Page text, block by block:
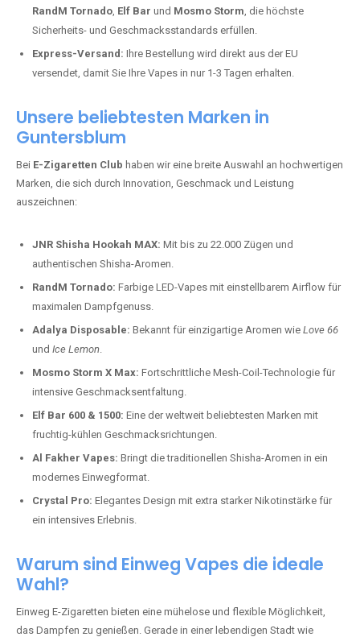
RandM Tornado, Elf Bar und Mosmo Storm, die höchste
Sicherheits- und Geschmacksstandards erfüllen.
Express-Versand: Ihre Bestellung wird direkt aus der EU
versendet, damit Sie Ihre Vapes in nur 1-3 Tagen erhalten.
Unsere beliebtesten Marken in
Guntersblum
Bei E-Zigaretten Club haben wir eine breite Auswahl an hochwertigen
Marken, die sich durch Innovation, Geschmack und Leistung
auszeichnen:
JNR Shisha Hookah MAX: Mit bis zu 22.000 Zügen und
authentischen Shisha-Aromen.
RandM Tornado: Farbige LED-Vapes mit einstellbarem Airflow für
maximalen Dampfgenuss.
Adalya Disposable: Bekannt für einzigartige Aromen wie Love 66
und Ice Lemon.
Mosmo Storm X Max: Fortschrittliche Mesh-Coil-Technologie für
intensive Geschmacksentfaltung.
Elf Bar 600 & 1500: Eine der weltweit beliebtesten Marken mit
fruchtig-kühlen Geschmacksrichtungen.
Al Fakher Vapes: Bringt die traditionellen Shisha-Aromen in ein
modernes Einwegformat.
Crystal Pro: Elegantes Design mit extra starker Nikotinstärke für
ein intensives Erlebnis.
Warum sind Einweg Vapes die ideale
Wahl?
Einweg E-Zigaretten bieten eine mühelose und flexible Möglichkeit,
das Dampfen zu genießen. Gerade in einer lebendigen Stadt wie